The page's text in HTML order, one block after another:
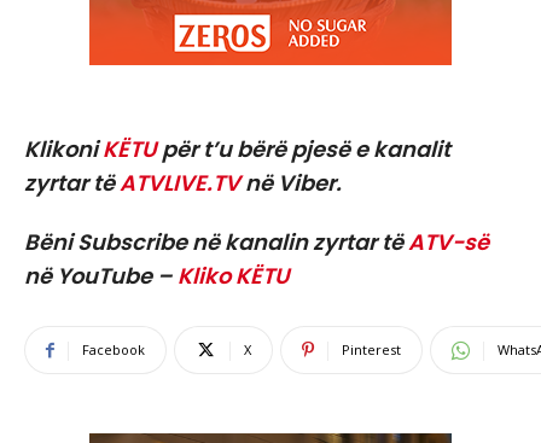
KlikoniKËTUpër t’u bërë pjesë e kanalit
zyrtar tëATVLIVE.TVnë Viber.
Bëni Subscribe në kanalin zyrtar tëATV-së
në YouTube – Kliko KËTU
Facebook X Pinterest